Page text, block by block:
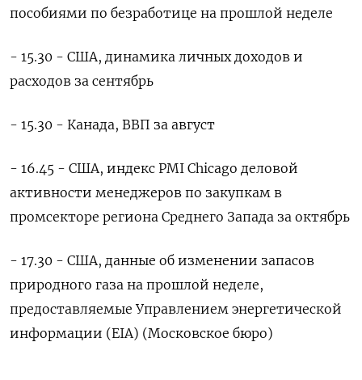
пособиями по безработице на прошлой неделе
- 15.30 - США, динамика личных доходов и
расходов за сентябрь
- 15.30 - Канада, ВВП за август
- 16.45 - США, индекс PMI Chicago деловой
активности менеджеров по закупкам в
промсекторе региона Среднего Запада за октябрь
- 17.30 - США, данные об изменении запасов
природного газа на прошлой неделе,
предоставляемые Управлением энергетической
информации (EIA) (Московское бюро)